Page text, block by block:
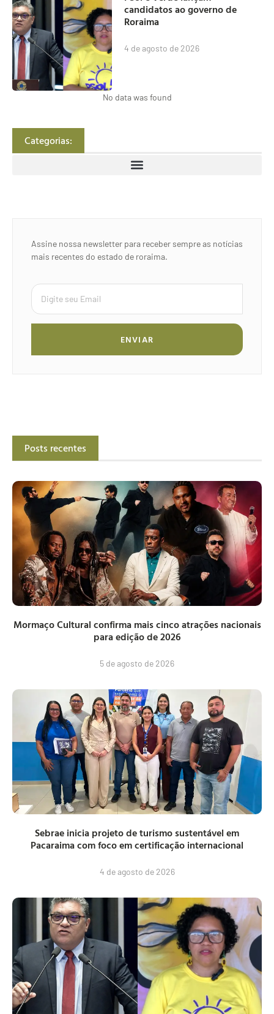
candidatos ao governo de
Roraima
4 de agosto de 2026
No data was found
Categorias:
Assine nossa newsletter para receber sempre as notícias
mais recentes do estado de roraima.
ENVIAR
Posts recentes
Mormaço Cultural confirma mais cinco atrações nacionais
para edição de 2026
5 de agosto de 2026
Sebrae inicia projeto de turismo sustentável em
Pacaraima com foco em certificação internacional
4 de agosto de 2026